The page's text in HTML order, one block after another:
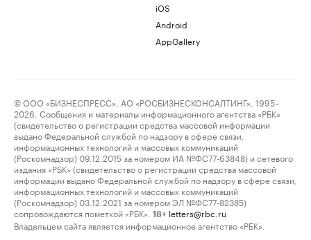
iOS
Android
AppGallery
© ООО «БИЗНЕСПРЕСС», АО «РОСБИЗНЕСКОНСАЛТИНГ», 1995–
2026. Сообщения и материалы информационного агентства «РБК»
(свидетельство о регистрации средства массовой информации
выдано Федеральной службой по надзору в сфере связи,
информационных технологий и массовых коммуникаций
(Роскомнадзор) 09.12.2015 за номером ИА №ФС77-63848) и сетевого
издания «РБК» (свидетельство о регистрации средства массовой
информации выдано Федеральной службой по надзору в сфере связи,
информационных технологий и массовых коммуникаций
(Роскомнадзор) 03.12.2021 за номером ЭЛ №ФС77-82385)
сопровождаются пометкой «РБК».
18+ letters@rbc.ru
Владельцем сайта является информационное агентство «РБК».